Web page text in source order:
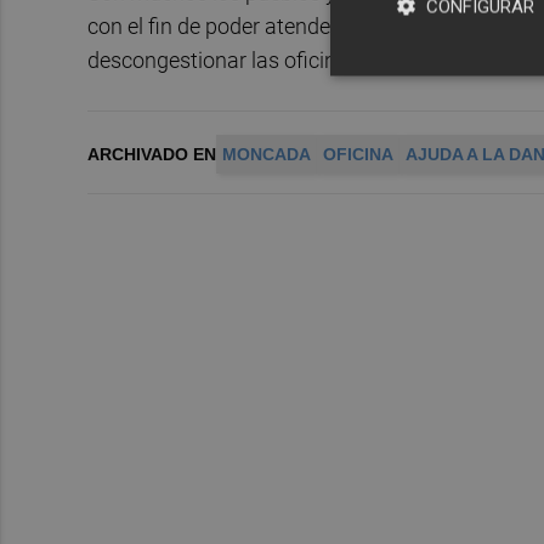
con el fin de poder atender con diligencia las
descongestionar las oficinas de las zonas
ARCHIVADO EN MONCADA OFICINA AJUDA A LA
CONFIGURAR